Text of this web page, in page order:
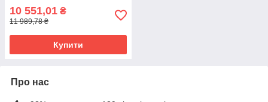
10 551,01 ₴
11 989,78 ₴
Купити
Про нас